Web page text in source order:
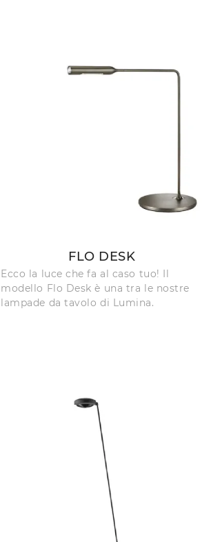
FLO DESK
Ecco la luce che fa al caso tuo! Il
modello Flo Desk è una tra le nostre
lampade da tavolo di Lumina.